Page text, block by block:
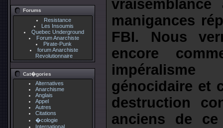
Forums
Resistance
Les Insoumis
Quebec Underground
Forum Anarchiste
Pirate-Punk
forum Anarchiste
Revolutionnaire
Cat�gories
Alternatives
Anarchisme
Anglais
Appel
Autres
Citations
�cologie
International
manigances
FBI. Nous
encore
génocidaire et
destruction
anciens de